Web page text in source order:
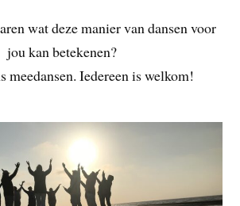
wat deze manier van dansen voor
jou kan betekenen?
meedansen. Iedereen is welkom!